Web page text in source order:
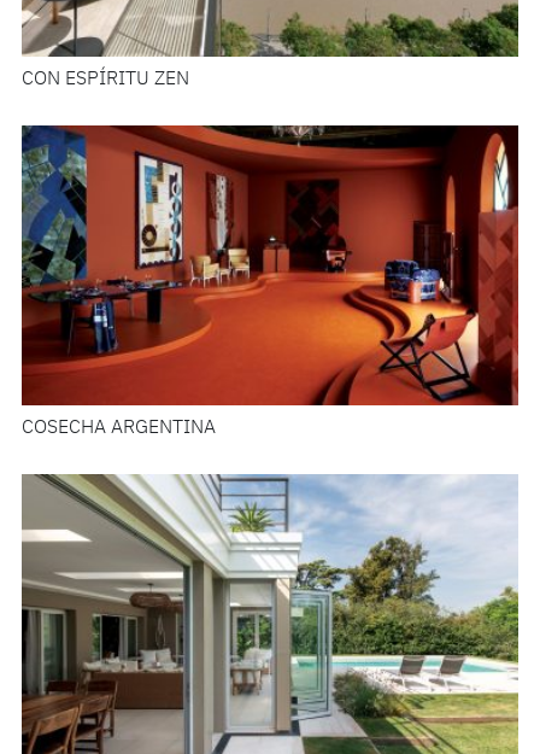
CON ESPÍRITU ZEN
COSECHA ARGENTINA